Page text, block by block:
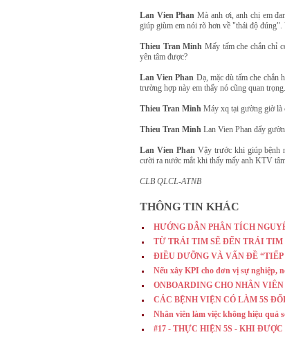
Lan Vien Phan Mà anh ơi, anh chị em
giúp giùm em nói rõ hơn về "thái độ đúng".
Thieu Tran Minh Mấy tấm che chắn chỉ
yên tâm được?
Lan Vien Phan Dạ, mặc dù tấm che chắn
trường hợp này em thấy nó cũng quan trọng.
Thieu Tran Minh Máy xq tại gường giờ là
Thieu Tran Minh Lan Vien Phan đẩy
Lan Vien Phan Vậy trước khi giúp bệnh
cười ra nước mắt khi thấy mấy anh KTV
CLB QLCL-ATNB
THÔNG TIN KHÁC
HƯỚNG DẪN PHÂN TÍCH
TỪ TRÁI TIM SẼ ĐẾN TRÁI TIM
ĐIỀU DƯỠNG VÀ VẤN ĐỀ
Nếu xây KPI cho đơn vị sự nghiệp,
ONBOARDING CHO NHÂN
CÁC BỆNH VIỆN CÓ LÀM 5S
Nhân viên làm việc không hiệu quả
#17 - THỰC HIỆN 5S - KHI